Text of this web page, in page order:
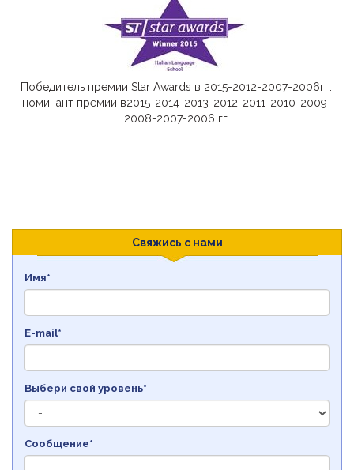
Победитель премии Star Awards в 2015-2012-2007-2006гг.,
номинант премии в2015-2014-2013-2012-2011-2010-2009-
2008-2007-2006 гг.
Свяжись с нами
Имя*
E-mail*
Выбери свой уровень*
Сообщение*